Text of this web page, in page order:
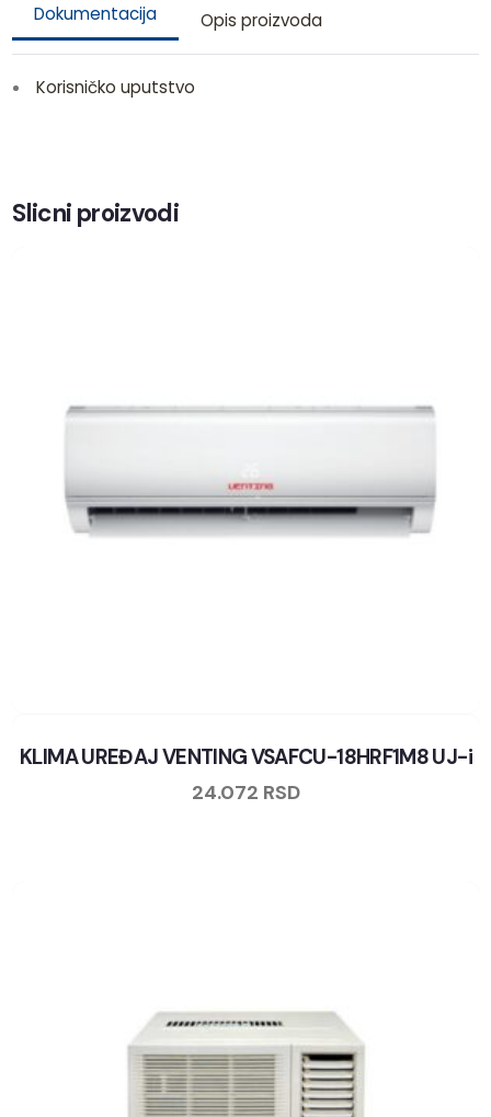
Dokumentacija Opis proizvoda
Korisničko uputstvo
Slicni proizvodi
KLIMA UREĐAJ VENTING VSAFCU-18HRF1M8 UJ-i
24.072 RSD